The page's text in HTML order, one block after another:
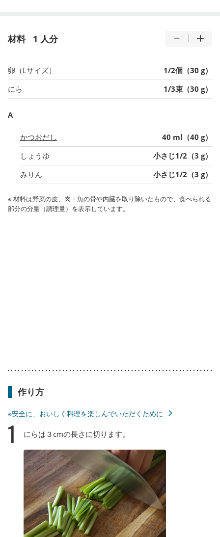
材料 1 人分
卵（Lサイズ）
1/2個（30 g）
にら
1/3束（30 g）
A
かつおだし
40 ml（40 g）
しょうゆ
小さじ1/2（3 g）
みりん
小さじ1/2（3 g）
※ 材料は野菜の皮、肉・魚の骨や内臓を取り除いたもので、食べられる
部分の分量（調理量）を表示しています。
作り方
※安全に、おいしく料理を楽しんでいただくために
1 にらは３cmの長さに切ります。